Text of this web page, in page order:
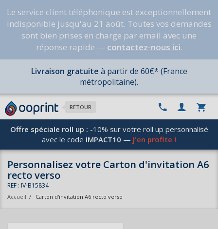
Le service client téléphonique est exceptionnellement
indisponible jusqu'au 21 août. Toutes vos demandes
sont bien prises en charge par email avec une
réponse rapide — contactez-nous ici.
Livraison gratuite à partir de 60€* (France
métropolitaine).
RETOUR
Offre spéciale roll up : -10% sur votre roll up personnalisé
avec le code IMPACT10 — J'en profite !
Personnalisez votre Carton d'invitation A6
recto verso
REF : IV-B15834
Accueil / Carton d'invitation A6 recto verso